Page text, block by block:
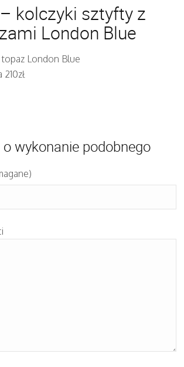
– kolczyki sztyfty z
London Blue
London Blue
wykonanie podobnego